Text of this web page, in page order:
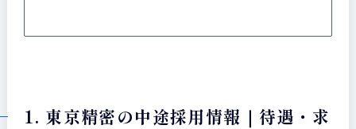
1. 東京精密の中途採用情報｜待遇・求